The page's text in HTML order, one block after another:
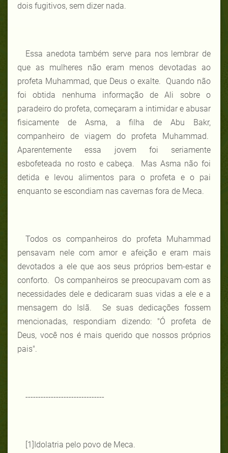
dois fugitivos, sem dizer nada.
Essa anedota também serve para nos lembrar de
que as mulheres não eram menos devotadas ao
profeta Muhammad, que Deus o exalte. Quando não
foi obtida nenhuma informação de Ali sobre o
paradeiro do profeta, começaram a intimidar e abusar
fisicamente de Asma, a filha de Abu Bakr,
companheiro de viagem do profeta Muhammad.
Aparentemente essa jovem foi seriamente
esbofeteada no rosto e cabeça. Mas Asma não foi
detida e levou alimentos para o profeta e o pai
enquanto se escondiam nas cavernas fora de Meca.
Todos os companheiros do profeta Muhammad
pensavam nele com amor e afeição e eram mais
devotados a ele que aos seus próprios bem-estar e
conforto. Os companheiros se preocupavam com as
necessidades dele e dedicaram suas vidas a ele e a
mensagem do Islã. Se suas dedicações fossem
mencionadas, respondiam dizendo: "Ó profeta de
Deus, você nos é mais querido que nossos próprios
pais".
-------------------------------
[1]Idolatria pelo povo de Meca.